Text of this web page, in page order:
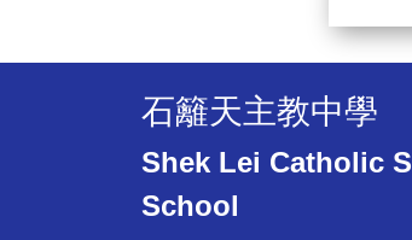
石籬天主教中學
Shek Lei Catholic
School